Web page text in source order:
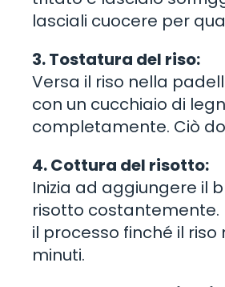
lasciali cuocere per
3. Tostatura del riso:
Versa il riso nella
con un cucchiaio di
completamente. Ciò
4. Cottura del risotto:
Inizia ad aggiungere il
risotto costantemente.
il processo finché il
minuti.